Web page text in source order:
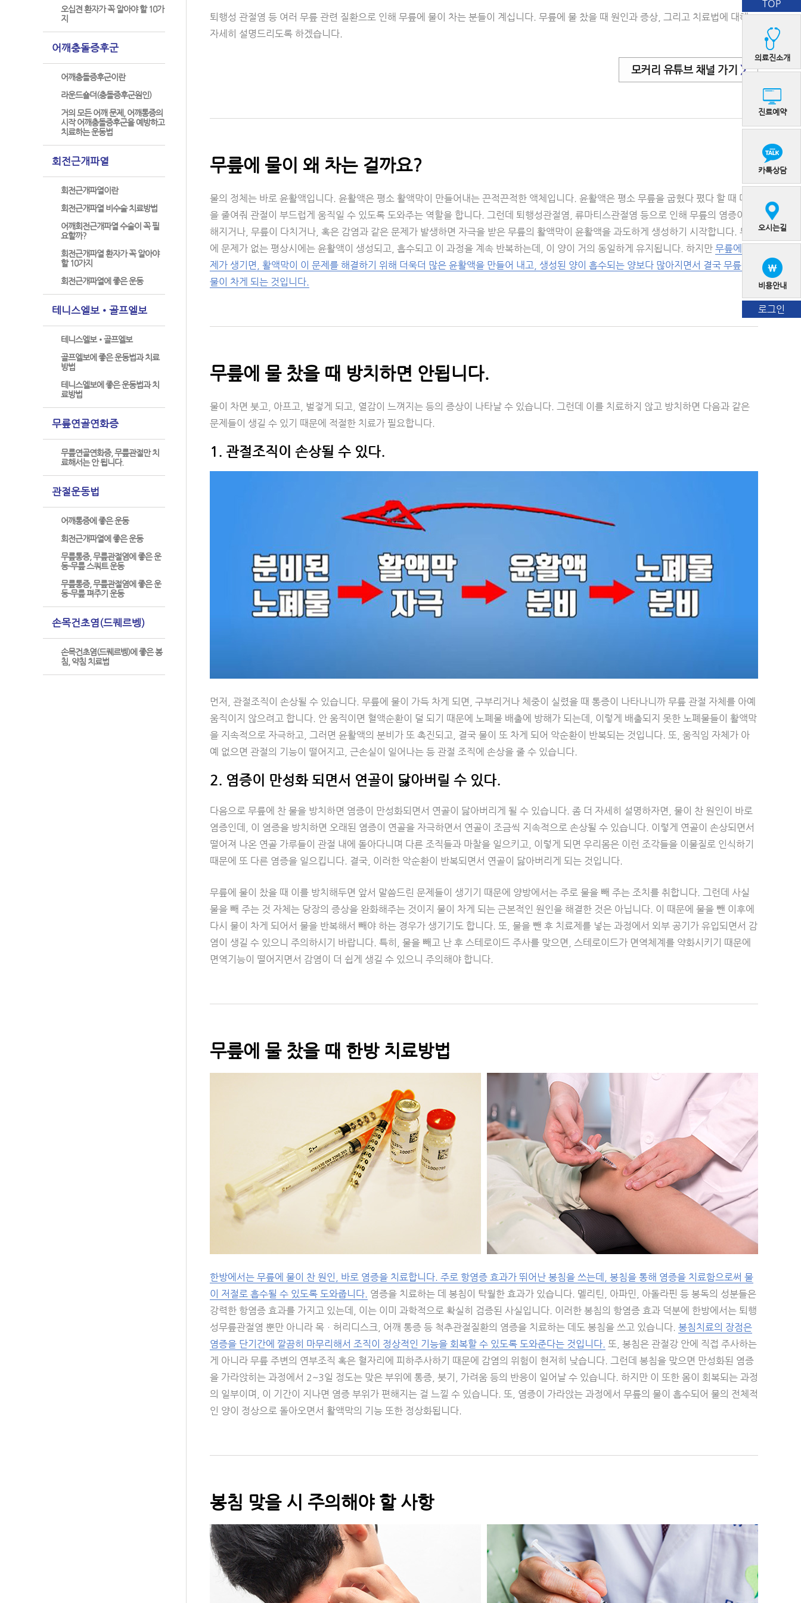
TOP
의료진소개
진료예약
카톡상담
오시는길
비용안내
로그인
오십견 환자가 꼭 알아야 할 10가
지
어깨충돌증후군
어깨충돌증후군이란
라운드숄더(충돌증후군원인)
거의 모든 어깨 문제, 어깨통증의
시작 어깨충돌증후군을 예방하고
치료하는 운동법
회전근개파열
회전근개파열이란
회전근개파열 비수술 치료방법
어깨회전근개파열 수술이 꼭 필
요할까?
회전근개파열 환자가 꼭 알아야
할 10가지
회전근개파열에 좋은 운동
테니스엘보•골프엘보
테니스엘보•골프엘보
골프엘보에 좋은 운동법과 치료
방법
테니스엘보에 좋은 운동법과 치
료방법
무릎연골연화증
무릎연골연화증, 무릎관절만 치
료해서는 안 됩니다.
관절운동법
어깨통증에 좋은 운동
회전근개파열에 좋은 운동
무릎통증, 무릎관절염에 좋은 운
동-무릎 스쿼트 운동
무릎통증, 무릎관절염에 좋은 운
동-무릎 펴주기 운동
손목건초염(드퀘르벵)
손목건초염(드퀘르벵)에 좋은 봉
침, 약침 치료법
퇴행성 관절염 등 여러 무릎 관련 질환으로 인해 무릎에 물이 차는 분들이 계십니다. 무릎에 물 찼을 때 원인과 증상, 그리고 치료법에 대해
자세히 설명드리도록 하겠습니다.
모커리 유튜브 채널 가기 >
무릎에 물이 왜 차는 걸까요?
물의 정체는 바로 윤활액입니다. 윤활액은 평소 활액막이 만들어내는 끈적끈적한 액체입니다. 윤활액은 평소 무릎을 굽혔다 폈다 할 때 마찰
을 줄여줘 관절이 부드럽게 움직일 수 있도록 도와주는 역할을 합니다. 그런데 퇴행성관절염, 류마티스관절염 등으로 인해 무릎의 염증이 심
해지거나, 무릎이 다치거나, 혹은 감염과 같은 문제가 발생하면 자극을 받은 무릎의 활액막이 윤활액을 과도하게 생성하기 시작합니다. 무릎
에 문제가 없는 평상시에는 윤활액이 생성되고, 흡수되고 이 과정을 계속 반복하는데, 이 양이 거의 동일하게 유지됩니다. 하지만 무릎에 문
제가 생기면, 활액막이 이 문제를 해결하기 위해 더욱더 많은 윤활액을 만들어 내고, 생성된 양이 흡수되는 양보다 많아지면서 결국 무릎에
물이 차게 되는 것입니다.
무릎에 물 찼을 때 방치하면 안됩니다.
물이 차면 붓고, 아프고, 벌겋게 되고, 열감이 느껴지는 등의 증상이 나타날 수 있습니다. 그런데 이를 치료하지 않고 방치하면 다음과 같은
문제들이 생길 수 있기 때문에 적절한 치료가 필요합니다.
1. 관절조직이 손상될 수 있다.
먼저, 관절조직이 손상될 수 있습니다. 무릎에 물이 가득 차게 되면, 구부리거나 체중이 실렸을 때 통증이 나타나니까 무릎 관절 자체를 아예
움직이지 않으려고 합니다. 안 움직이면 혈액순환이 덜 되기 때문에 노폐물 배출에 방해가 되는데, 이렇게 배출되지 못한 노폐물들이 활액막
을 지속적으로 자극하고, 그러면 윤활액의 분비가 또 촉진되고, 결국 물이 또 차게 되어 악순환이 반복되는 것입니다. 또, 움직임 자체가 아
예 없으면 관절의 기능이 떨어지고, 근손실이 일어나는 등 관절 조직에 손상을 줄 수 있습니다.
2. 염증이 만성화 되면서 연골이 닳아버릴 수 있다.
다음으로 무릎에 찬 물을 방치하면 염증이 만성화되면서 연골이 닳아버리게 될 수 있습니다. 좀 더 자세히 설명하자면, 물이 찬 원인이 바로
염증인데, 이 염증을 방치하면 오래된 염증이 연골을 자극하면서 연골이 조금씩 지속적으로 손상될 수 있습니다. 이렇게 연골이 손상되면서
떨어져 나온 연골 가루들이 관절 내에 돌아다니며 다른 조직들과 마찰을 일으키고, 이렇게 되면 우리몸은 이런 조각들을 이물질로 인식하기
때문에 또 다른 염증을 일으킵니다. 결국, 이러한 악순환이 반복되면서 연골이 닳아버리게 되는 것입니다.
무릎에 물이 찼을 때 이를 방치해두면 앞서 말씀드린 문제들이 생기기 때문에 양방에서는 주로 물을 빼 주는 조치를 취합니다. 그런데 사실
물을 빼 주는 것 자체는 당장의 증상을 완화해주는 것이지 물이 차게 되는 근본적인 원인을 해결한 것은 아닙니다. 이 때문에 물을 뺀 이후에
다시 물이 차게 되어서 물을 반복해서 빼야 하는 경우가 생기기도 합니다. 또, 물을 뺀 후 치료제를 넣는 과정에서 외부 공기가 유입되면서 감
염이 생길 수 있으니 주의하시기 바랍니다. 특히, 물을 빼고 난 후 스테로이드 주사를 맞으면, 스테로이드가 면역체계를 약화시키기 때문에
면역기능이 떨어지면서 감염이 더 쉽게 생길 수 있으니 주의해야 합니다.
무릎에 물 찼을 때 한방 치료방법
한방에서는 무릎에 물이 찬 원인, 바로 염증을 치료합니다. 주로 항염증 효과가 뛰어난 봉침을 쓰는데, 봉침을 통해 염증을 치료함으로써 물
이 저절로 흡수될 수 있도록 도와줍니다. 염증을 치료하는 데 봉침이 탁월한 효과가 있습니다. 멜리틴, 아파민, 아돌라핀 등 봉독의 성분들은
강력한 항염증 효과를 가지고 있는데, 이는 이미 과학적으로 확실히 검증된 사실입니다. 이러한 봉침의 항염증 효과 덕분에 한방에서는 퇴행
성무릎관절염 뿐만 아니라 목ㆍ허리디스크, 어깨 통증 등 척추관절질환의 염증을 치료하는 데도 봉침을 쓰고 있습니다. 봉침치료의 장점은
염증을 단기간에 깔끔히 마무리해서 조직이 정상적인 기능을 회복할 수 있도록 도와준다는 것입니다. 또, 봉침은 관절강 안에 직접 주사하는
게 아니라 무릎 주변의 연부조직 혹은 혈자리에 피하주사하기 때문에 감염의 위험이 현저히 낮습니다. 그런데 봉침을 맞으면 만성화된 염증
을 가라앉히는 과정에서 2~3일 정도는 맞은 부위에 통증, 붓기, 가려움 등의 반응이 일어날 수 있습니다. 하지만 이 또한 몸이 회복되는 과정
의 일부이며, 이 기간이 지나면 염증 부위가 편해지는 걸 느낄 수 있습니다. 또, 염증이 가라앉는 과정에서 무릎의 물이 흡수되어 물의 전체적
인 양이 정상으로 돌아오면서 활액막의 기능 또한 정상화됩니다.
봉침 맞을 시 주의해야 할 사항